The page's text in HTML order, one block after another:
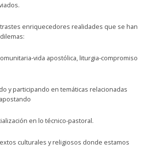
enriquecedores realidades que se han
vida apostólica, liturgia-compromiso
y participando en temáticas relacionadas
en lo técnico-pastoral.
culturales y religiosos donde estamos